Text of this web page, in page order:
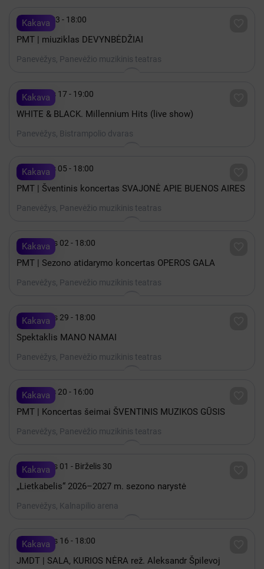
Kakava
 Spalis 23 - 18:00
PMT | miuziklas DEVYNBĖDŽIAI
Panevėžys, Panevėžio muzikinis teatras
Kakava
 Gruodis 17 - 19:00
WHITE & BLACK. Millennium Hits (live show)
Panevėžys, Bistrampolio dvaras
Kakava
 Gruodis 05 - 18:00
PMT | Šventinis koncertas SVAJONĖ APIE BUENOS AIRES
Panevėžys, Panevėžio muzikinis teatras
Kakava
 Rugsėjis 02 - 18:00
PMT | Sezono atidarymo koncertas OPEROS GALA
Panevėžys, Panevėžio muzikinis teatras
Kakava
 Rugsėjis 29 - 18:00
Spektaklis MANO NAMAI
Panevėžys, Panevėžio muzikinis teatras
Kakava
 Gruodis 20 - 16:00
PMT | Koncertas šeimai ŠVENTINIS MUZIKOS GŪSIS
Panevėžys, Panevėžio muzikinis teatras
Kakava
 Rugsėjis 01 - Birželis 30
„Lietkabelis“ 2026–2027 m. sezono narystė
Panevėžys, Kalnapilio arena
Kakava
 Rugsėjis 16 - 18:00
JMDT | SALA, KURIOS NĖRA rež. Aleksandr Špilevoj